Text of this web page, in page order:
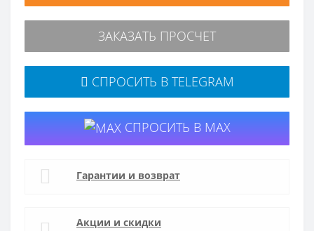
ЗАКАЗАТЬ ПРОСЧЕТ
СПРОСИТЬ В TELEGRAM
СПРОСИТЬ В MAX
Гарантии и возврат
Акции и скидки